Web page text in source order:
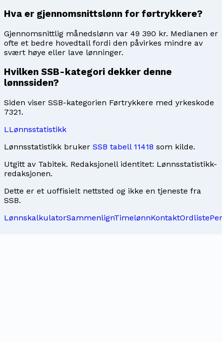
Hva er gjennomsnittslønn for førtrykkere?
Gjennomsnittlig månedslønn var 49 390 kr. Medianen er
ofte et bedre hovedtall fordi den påvirkes mindre av
svært høye eller lave lønninger.
Hvilken SSB-kategori dekker denne
lønnssiden?
Siden viser SSB-kategorien Førtrykkere med yrkeskode
7321.
LLønnsstatistikk
Lønnsstatistikk bruker SSB tabell 11418 som kilde.
Utgitt av Tabitek. Redaksjonell identitet: Lønnsstatistikk-
redaksjonen.
Dette er et uoffisielt nettsted og ikke en tjeneste fra
SSB.
LønnskalkulatorSammenlignTimelønnKontaktOrdliste